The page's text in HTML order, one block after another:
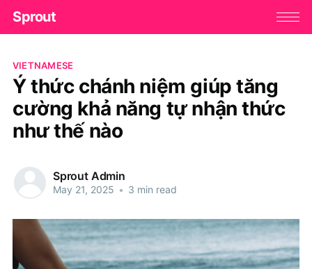
Sprout
VIETNAMESE
Ý thức chánh niệm giúp tăng
cường khả năng tự nhận thức
như thế nào
Sprout Admin
May 21, 2025 • 3 min read